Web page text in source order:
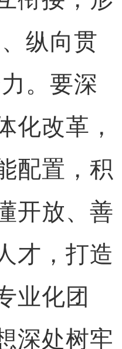
纵向贯
。要深
化改革，
配置，积
开放、善
才，打造
业化团
深处树牢